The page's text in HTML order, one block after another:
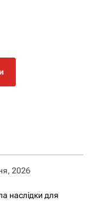
2026
наслідки для